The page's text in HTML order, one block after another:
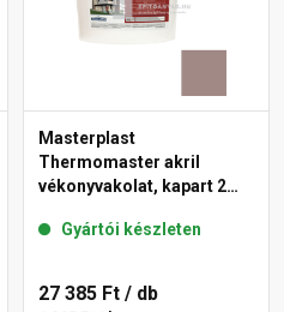
Masterplast
Thermomaster akril
vékonyvakolat, kapart 2
Gyártói készleten
27 385 Ft / db